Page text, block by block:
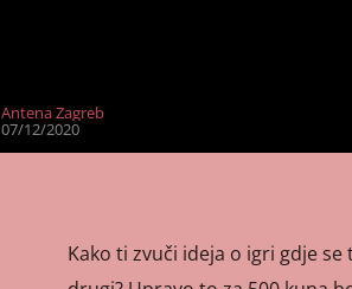
Antena Zagreb
07/12/2020
Kako ti zvuči ideja o igri gdje